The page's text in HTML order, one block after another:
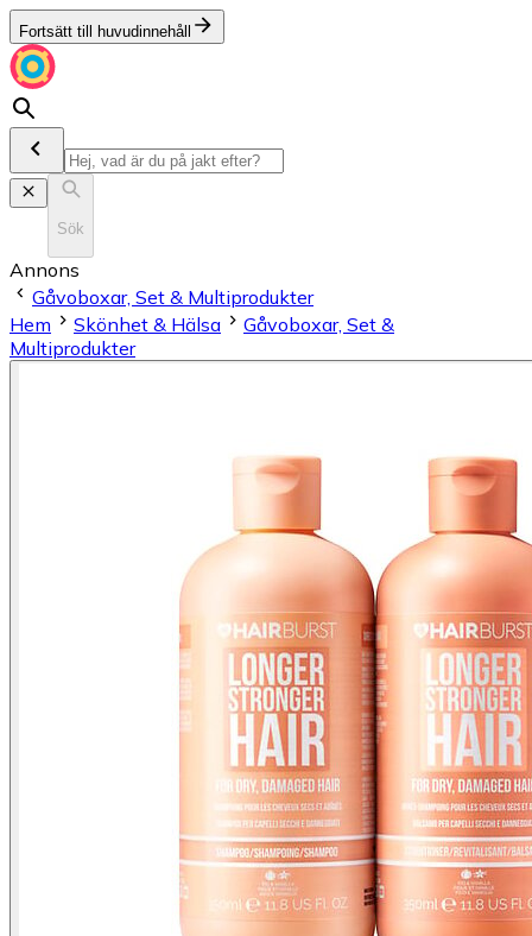
Fortsätt till huvudinnehåll
Sök
Annons
Gåvoboxar, Set & Multiprodukter
Hem
Skönhet & Hälsa
Gåvoboxar, Set &
Multiprodukter